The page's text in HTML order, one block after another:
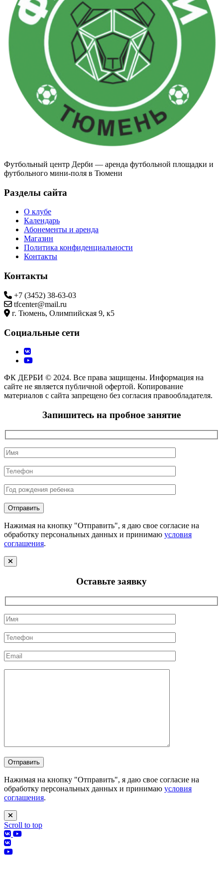
Футбольный центр Дерби — аренда футбольной площадки и
футбольного мини-поля в Тюмени
Разделы сайта
О клубе
Календарь
Абонементы и аренда
Магазин
Политика конфиденциальности
Контакты
Контакты
+7 (3452) 38-63-03
tfcenter@mail.ru
г. Тюмень, Олимпийская 9, к5
Социальные сети
ФК ДЕРБИ © 2024. Все права защищены. Информация на
сайте не является публичной офертой. Копирование
материалов с сайта запрещено без согласия правообладателя.
Запишитесь на пробное занятие
Нажимая на кнопку "Отправить", я даю свое согласие на
обработку персональных данных и принимаю условия
соглашения.
Оставьте заявку
Нажимая на кнопку "Отправить", я даю свое согласие на
обработку персональных данных и принимаю условия
соглашения.
Scroll to top